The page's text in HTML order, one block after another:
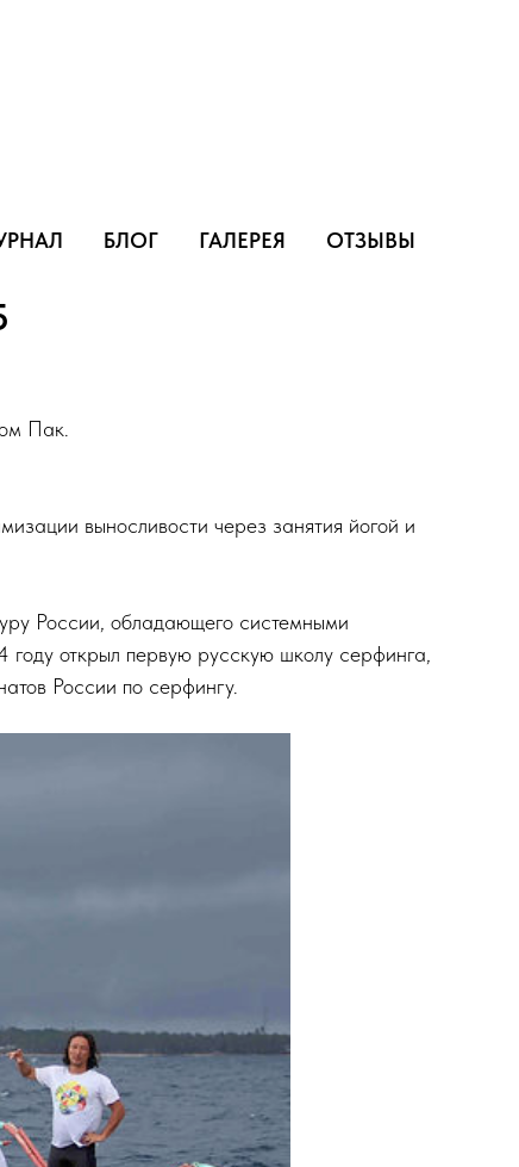
БЛОГ ГАЛЕРЕЯ ОТЗЫВЫ
Пак.
выносливости через занятия йогой и
России, обладающего системными
открыл первую русскую школу серфинга,
России по серфингу.